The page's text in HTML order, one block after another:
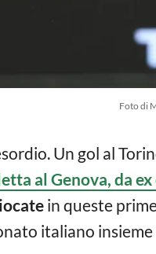
Foto di
Un gol al
al Genova, da
in queste
italiano